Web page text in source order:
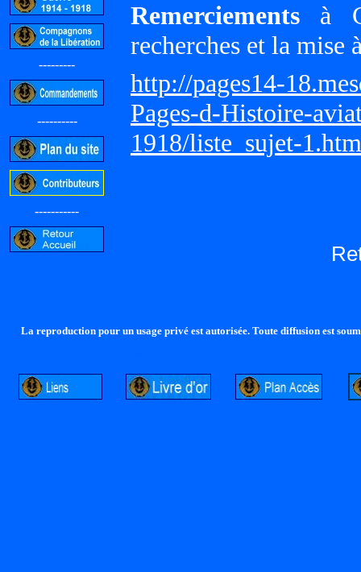
---------
----------
-----------
Remerciements à
recherches et la mise
http://pages14-
Pages-d-Histoire-
1918/liste_sujet-1.htm
La reproduction pour un usage privé est autorisée. Toute diffusion est